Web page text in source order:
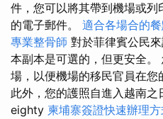
件，您可以將其帶到機場或
的電子郵件。 適合各場合的
專業整骨師 對於菲律賓公民
本副本是可選的，但更安全
場，以便機場的移民官員在您
此外，您的護照自進入越南
eighty 柬埔寨簽證快速辦理